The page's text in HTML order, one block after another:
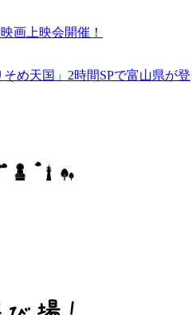
画上映会開催！
め天国」2時間SPで富山県が登